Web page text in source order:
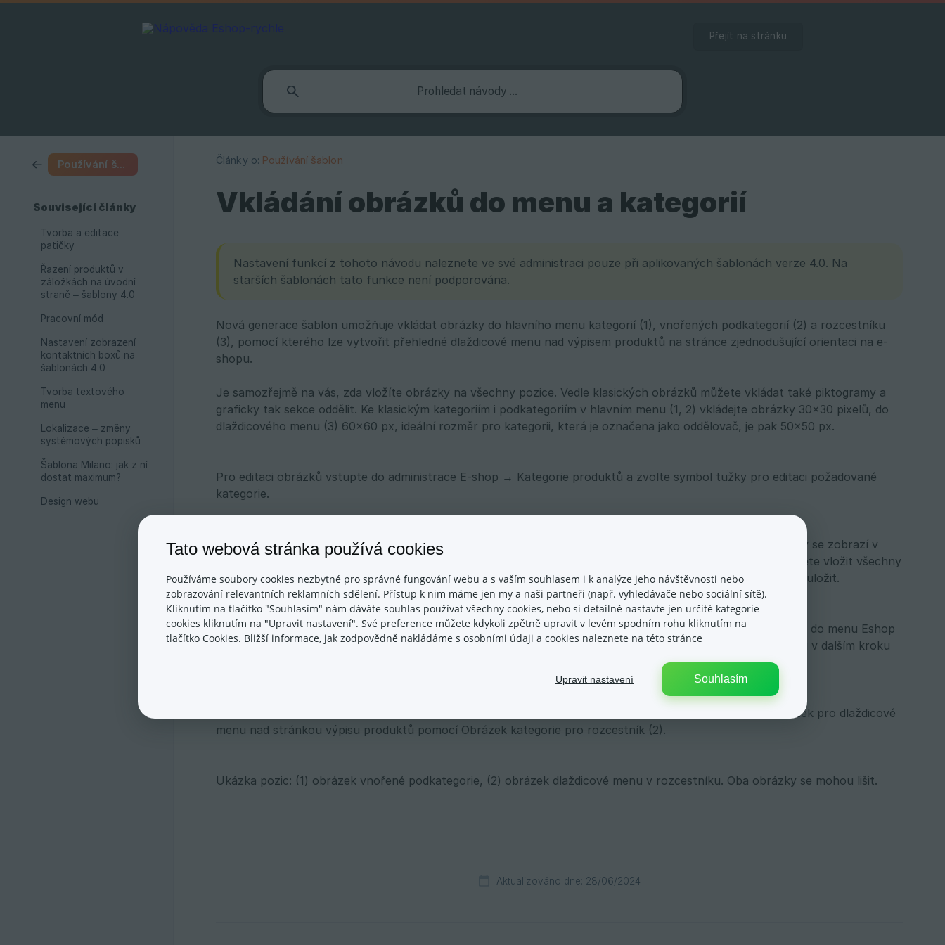
Přejít na stránku
Používání šablon
Související články
Tvorba a editace
patičky
Řazení produktů v
záložkách na úvodní
straně – šablony 4.0
Pracovní mód
Nastavení zobrazení
kontaktních boxů na
šablonách 4.0
Tvorba textového
menu
Lokalizace – změny
systémových popisků
Šablona Milano: jak z ní
dostat maximum?
Design webu
Články o: Používání šablon
Vkládání obrázků do menu a kategorií
Nastavení funkcí z tohoto návodu naleznete ve své administraci pouze při aplikovaných šablonách verze 4.0. Na
starších šablonách tato funkce není podporována.
Nová generace šablon umožňuje vkládat obrázky do hlavního menu kategorií (1), vnořených podkategorií (2) a rozcestníku
(3), pomocí kterého lze vytvořit přehledné dlaždicové menu nad výpisem produktů na stránce zjednodušující orientaci na e-
shopu.
Je samozřejmě na vás, zda vložíte obrázky na všechny pozice. Vedle klasických obrázků můžete vkládat také piktogramy a
graficky tak sekce oddělit. Ke klasickým kategoriím i podkategoriím v hlavním menu (1, 2) vkládejte obrázky 30×30 pixelů, do
dlaždicového menu (3) 60×60 px, ideální rozměr pro kategorii, která je označena jako oddělovač, je pak 50×50 px.
Pro editaci obrázků vstupte do administrace E-shop → Kategorie produktů a zvolte symbol tužky pro editaci požadované
kategorie.
Po kliknutí na symbol tužky se otevře okno pro editaci kategorie produktů. Zde můžete vložit obrázek, který se zobrazí v
levém menu kategorií. Obrázek lze vložit buď z vašeho počítače, nebo vybrat z galerie e-shopu, kam si můžete vložit všechny
potřebné obrázky a pak je rovnou vkládat na požadovanou pozici. Po vložení obrázku nezapomeňte změny uložit.
Dále budeme editovat obrázky pro podkategorie a dlaždicové menu nad stránkou výpisu produktů. Vraťte se do menu Eshop
→ Kategorie produktů. Zde zvolteVstup do podkategoriepro editaci vámi požadované podkategorie, kterou v dalším kroku
Obrázek pro vnořenou podkategorii v menu změníte pomocí sekce Obrázek kategorie pro menu (1) a obrázek pro dlaždicové
menu nad stránkou výpisu produktů pomocí Obrázek kategorie pro rozcestník (2).
Ukázka pozic: (1) obrázek vnořené podkategorie, (2) obrázek dlaždicové menu v rozcestníku. Oba obrázky se mohou lišit.
Aktualizováno dne: 28/06/2024
Tato webová stránka používá cookies
Používáme soubory cookies nezbytné pro správné fungování webu a s vaším souhlasem i k analýze jeho návštěvnosti nebo
zobrazování relevantních reklamních sdělení. Přístup k nim máme jen my a naši partneři (např. vyhledávače nebo sociální sítě).
Kliknutím na tlačítko "Souhlasím" nám dáváte souhlas používat všechny cookies, nebo si detailně nastavte jen určité kategorie
cookies kliknutím na "Upravit nastavení". Své preference můžete kdykoli zpětně upravit v levém spodním rohu kliknutím na
tlačítko Cookies. Bližší informace, jak zodpovědně nakládáme s osobními údaji a cookies naleznete na této stránce
Souhlasím
Upravit nastavení